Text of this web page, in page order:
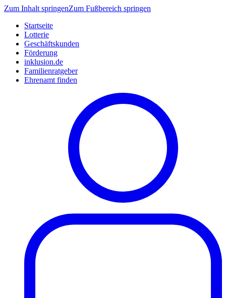
Zum Inhalt springenZum Fußbereich springen
Startseite
Lotterie
Geschäftskunden
Förderung
inklusion.de
Familienratgeber
Ehrenamt finden